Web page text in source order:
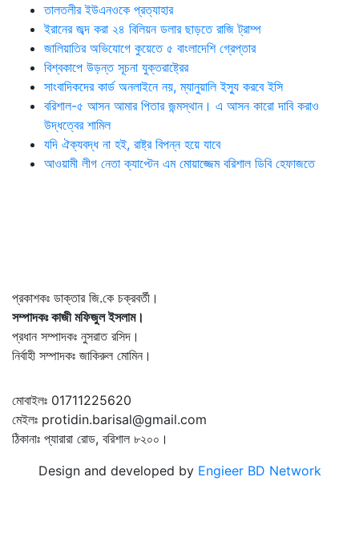
তালতলীর ইউএনওকে প্রত্যাহার
ইরানের জব্দ করা ২৪ বিলিয়ন ডলার ছাড়তে রাজি ট্রাম্প
জালিয়াতির অভিযোগে কুয়েতে ৫ বাংলাদেশি গ্রেপ্তার
বিশ্বকাপে উড়ন্ত সূচনা যুক্তরাষ্ট্রের
সাংবাদিকদের কার্ড অনলাইনে নয়, ম্যানুয়ালি ইস্যু করবে ইসি
বরিশাল-৫ আসন আমার পিতার জন্মস্থান। এ আসন কারো দাবি করাও
উদ্ধত্বের শামিল
যদি ঐক্যবদ্ধ না হই, রাষ্ট্র বিপন্ন হয়ে যাবে
আওয়ামী লীগ নেতা ক্যাপ্টেন এম মোয়াজ্জেম বরিশাল ডিবি হেফাজতে
প্রকাশকঃ ডাক্তার জি.কে চক্রবর্তী।
সম্পাদকঃ কাজী মফিজুল ইসলাম।
প্রধান সম্পাদকঃ নুসরাত রসিদ।
নির্বাহী সম্পাদকঃ জাকিরুল মোমিন।
মোবাইলঃ 01711225620
মেইলঃ protidin.barisal@gmail.com
ঠিকানাঃ প্যারারা রোড, বরিশাল ৮২০০।
Design and developed by Engieer BD Network